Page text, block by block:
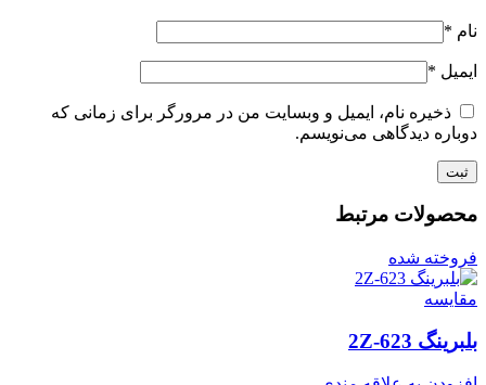
نام *
ایمیل *
ذخیره نام، ایمیل و وبسایت من در مرورگر برای زمانی که
دوباره دیدگاهی می‌نویسم.
محصولات مرتبط
فروخته شده
مقايسه
بلبرینگ 623-2Z